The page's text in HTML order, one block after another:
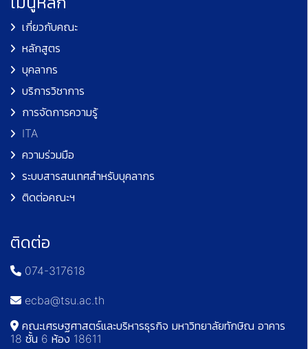
เกี่ยวกับคณะ
หลักสูตร
บุคลากร
บริการวิชาการ
การจัดการความรู้
ITA
ความร่วมมือ
ระบบสารสนเทศสำหรับบุคลากร
ติดต่อคณะฯ
ติดต่อ
074-317618
ecba@tsu.ac.th
คณะเศรษฐศาสตร์และบริหารธุรกิจ มหาวิทยาลัยทักษิณ อาคาร
18 ชั้น 6 ห้อง 18611